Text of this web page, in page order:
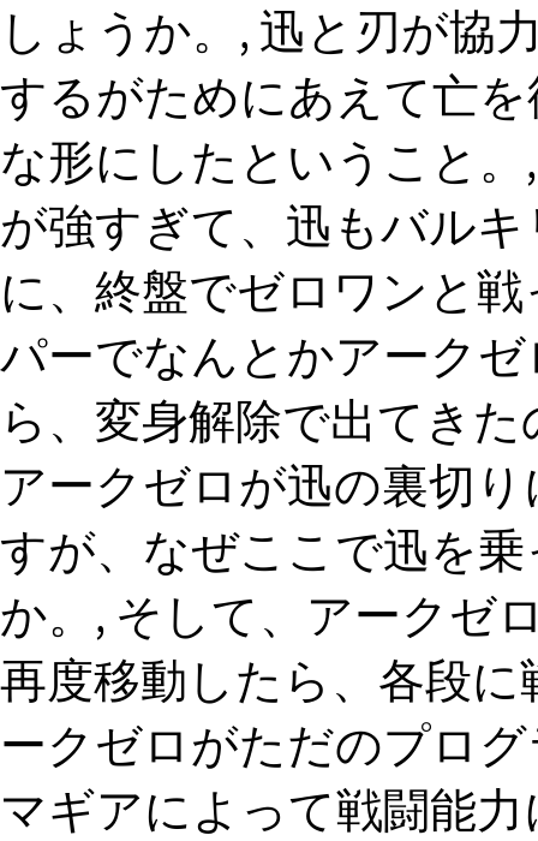
しょうか。, 迅と刃が協
するがためにあえて亡
な形にしたということ
が強すぎて、迅もバル
に、終盤でゼロワンと
パーでなんとかアーク
ら、変身解除で出てき
アークゼロが迅の裏切
すが、なぜここで迅を
か。, そして、アークゼ
再度移動したら、各段
ークゼロがただのプロ
マギアによって戦闘能